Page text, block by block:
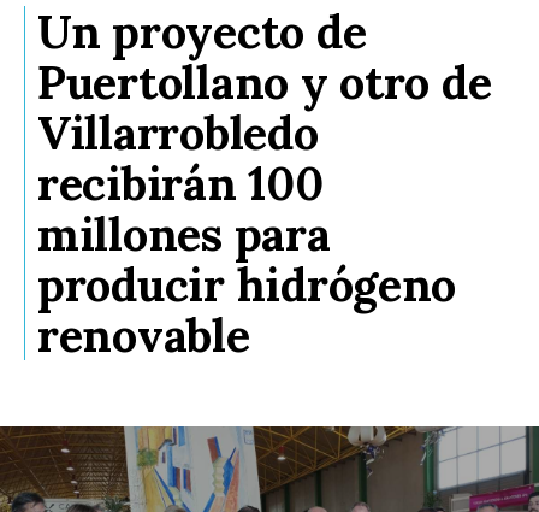
Un proyecto de
Puertollano y otro de
Villarrobledo
recibirán 100
millones para
producir hidrógeno
renovable